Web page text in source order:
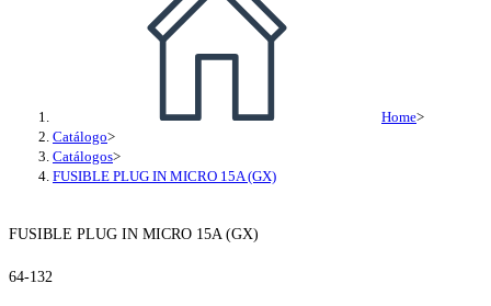
Home>
Catálogo>
Catálogos>
FUSIBLE PLUG IN MICRO 15A (GX)
FUSIBLE PLUG IN MICRO 15A (GX)
64-132